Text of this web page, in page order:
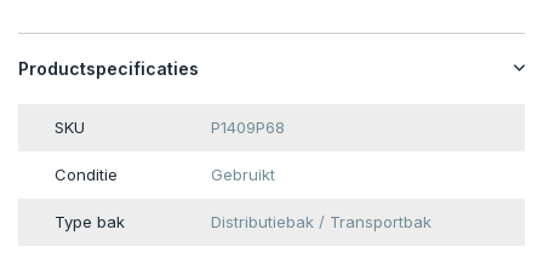
Productspecificaties
SKU P1409P68
Conditie Gebruikt
Type bak Distributiebak / Transportbak